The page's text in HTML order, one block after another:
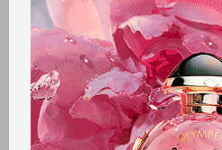
Métodos y
Retiros